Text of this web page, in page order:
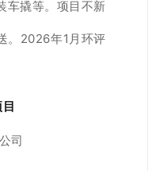
车撬等。项目不新
。2026年1月环评
司